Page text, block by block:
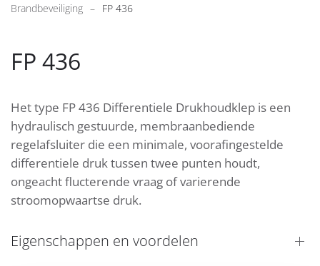
Brandbeveiliging FP 436
FP 436
Het type FP 436 Differentiele Drukhoudklep is een
hydraulisch gestuurde, membraanbediende
regelafsluiter die een minimale, voorafingestelde
differentiele druk tussen twee punten houdt,
ongeacht flucterende vraag of varierende
stroomopwaartse druk.
Eigenschappen en voordelen